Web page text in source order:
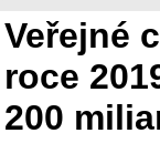
Veřejné
roce
200